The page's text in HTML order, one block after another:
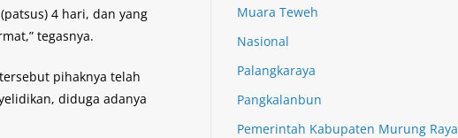
4 hari, dan yang
tegasnya.
pihaknya telah
diduga adanya
Muara Teweh
Nasional
Palangkaraya
Pangkalanbun
Pemerintah Kabupaten Murung Raya